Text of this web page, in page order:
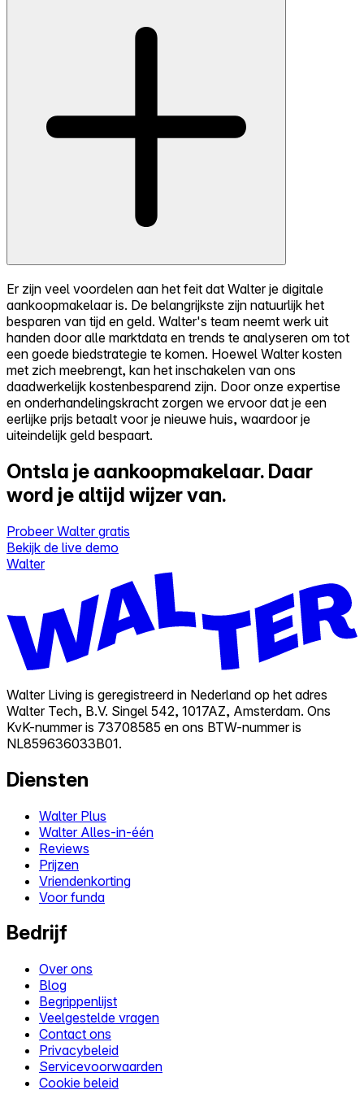
Er zijn veel voordelen aan het feit dat Walter je digitale
aankoopmakelaar is. De belangrijkste zijn natuurlijk het
besparen van tijd en geld. Walter's team neemt werk uit
handen door alle marktdata en trends te analyseren om tot
een goede biedstrategie te komen. Hoewel Walter kosten
met zich meebrengt, kan het inschakelen van ons
daadwerkelijk kostenbesparend zijn. Door onze expertise
en onderhandelingskracht zorgen we ervoor dat je een
eerlijke prijs betaalt voor je nieuwe huis, waardoor je
uiteindelijk geld bespaart.
Ontsla je aankoopmakelaar. Daar
word je altijd wijzer van.
Probeer Walter gratis
Bekijk de live demo
Walter
Walter Living is geregistreerd in Nederland op het adres
Walter Tech, B.V. Singel 542, 1017AZ, Amsterdam. Ons
KvK-nummer is 73708585 en ons BTW-nummer is
NL859636033B01.
Diensten
Walter Plus
Walter Alles-in-één
Reviews
Prijzen
Vriendenkorting
Voor funda
Bedrijf
Over ons
Blog
Begrippenlijst
Veelgestelde vragen
Contact ons
Privacybeleid
Servicevoorwaarden
Cookie beleid